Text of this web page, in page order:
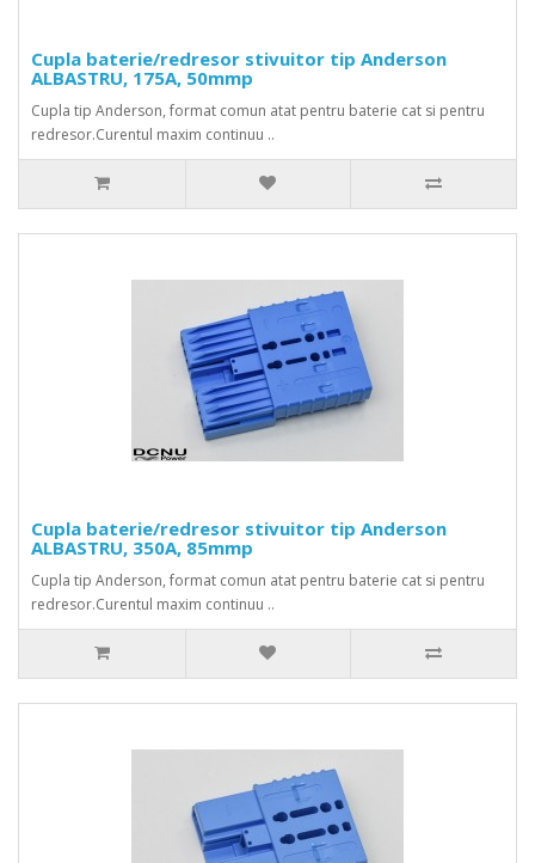
Cupla baterie/redresor stivuitor tip Anderson
ALBASTRU, 175A, 50mmp
Cupla tip Anderson, format comun atat pentru baterie cat si pentru
redresor.Curentul maxim continuu ..
Cupla baterie/redresor stivuitor tip Anderson
ALBASTRU, 350A, 85mmp
Cupla tip Anderson, format comun atat pentru baterie cat si pentru
redresor.Curentul maxim continuu ..